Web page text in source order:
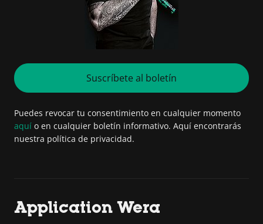
Suscríbete al boletín
Puedes revocar tu consentimiento en cualquier momento
aquí o en cualquier boletín informativo. Aquí encontrarás
nuestra política de privacidad.
Application Wera